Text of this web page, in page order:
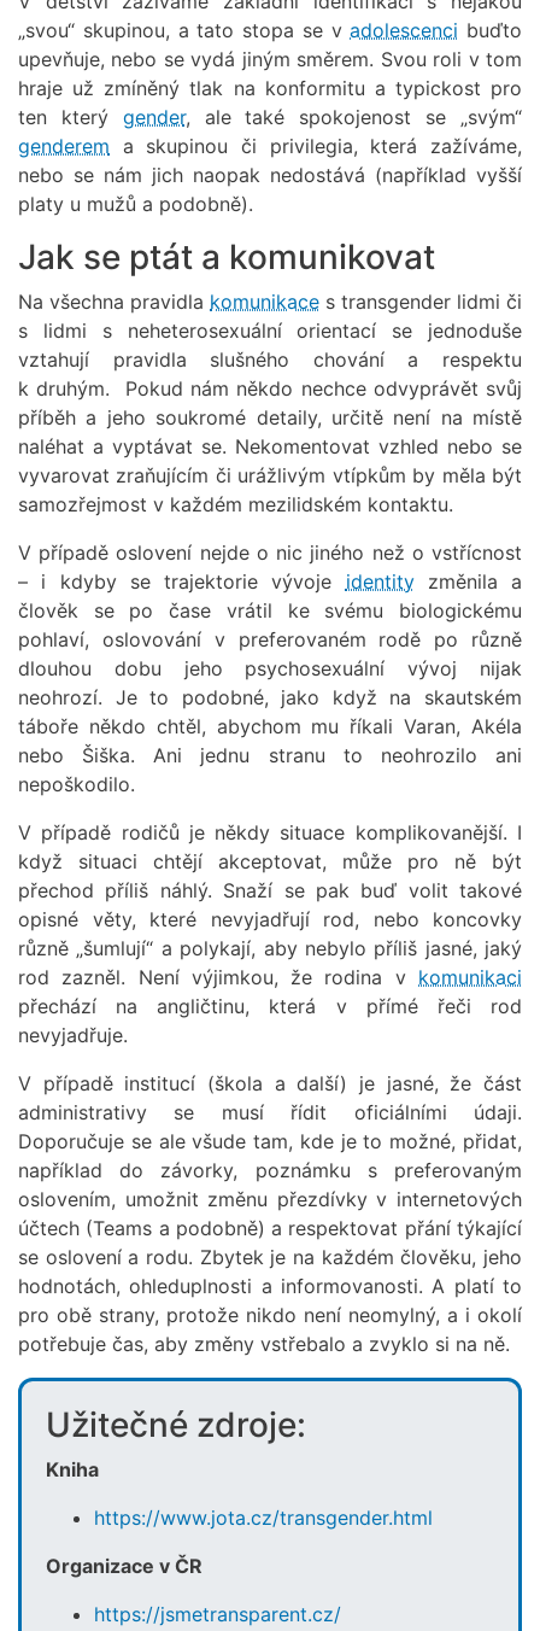
„svou“ skupinou, a tato stopa se vadolescenci buďto
upevňuje, nebo se vydá jiným směrem. Svou roli v tom
hraje už zmíněný tlak na konformitu a typickost pro
ten který gender, ale také spokojenost se „svým“
genderem a skupinou či privilegia, která zažíváme,
nebo se nám jich naopak nedostává (například vyšší
platy u mužů a podobně).
Jak se ptát a komunikovat
Na všechna pravidla komunikace s transgender lidmi či
s lidmi s neheterosexuální orientací se jednoduše
vztahují pravidla slušného chování a respektu
k druhým. Pokud nám někdo nechce odvyprávět svůj
příběh a jeho soukromé detaily, určitě není na místě
naléhat a vyptávat se. Nekomentovat vzhled nebo se
vyvarovat zraňujícím či urážlivým vtípkům by měla být
samozřejmost v každém mezilidském kontaktu.
V případě oslovení nejde o nic jiného než o vstřícnost
– i kdyby se trajektorie vývoje identityzměnila a
člověk se po čase vrátil ke svému biologickému
pohlaví, oslovování v preferovaném rodě po různě
dlouhou dobu jeho psychosexuální vývoj nijak
neohrozí. Je to podobné, jako když na skautském
táboře někdo chtěl, abychom mu říkali Varan, Akéla
nebo Šiška. Ani jednu stranu to neohrozilo ani
nepoškodilo.
V případě rodičů je někdy situace komplikovanější. I
když situaci chtějí akceptovat, může pro ně být
přechod příliš náhlý. Snaží se pak buď volit takové
opisné věty, které nevyjadřují rod, nebo koncovky
různě „šumlují“ a polykají, aby nebylo příliš jasné, jaký
rod zazněl. Není výjimkou, že rodina v komunikaci
přechází na angličtinu, která v přímé řeči rod
nevyjadřuje.
V případě institucí (škola a další) je jasné, že část
administrativy se musí řídit oficiálními údaji.
Doporučuje se ale všude tam, kde je to možné, přidat,
například do závorky, poznámku s preferovaným
oslovením, umožnit změnu přezdívky v internetových
účtech (Teams a podobně) a respektovat přání týkající
se oslovení a rodu. Zbytek je na každém člověku, jeho
hodnotách, ohleduplnosti a informovanosti. A platí to
pro obě strany, protože nikdo není neomylný, a i okolí
potřebuje čas, aby změny vstřebalo a zvyklo si na ně.
Užitečné zdroje:
Kniha
https://www.jota.cz/transgender.html
Organizace v ČR
https://jsmetransparent.cz/